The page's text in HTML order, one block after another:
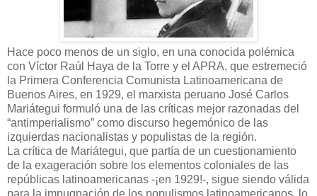
Hace poco menos de un siglo, en una conocida polémica
con Víctor Raúl Haya de la Torre y el APRA, que estremeció
la Primera Conferencia Comunista Latinoamericana de
Buenos Aires, en 1929, el marxista peruano José Carlos
Mariátegui formuló una de las críticas mejor razonadas del
“antimperialismo” como discurso hegemónico de las
izquierdas nacionalistas y populistas de la región.
La crítica de Mariátegui, que partía de un cuestionamiento
de la exageración sobre los elementos coloniales de las
repúblicas latinoamericanas -¡en 1929!-, sigue siendo válida
para la impugnación de los populismos latinoamericanos, lo